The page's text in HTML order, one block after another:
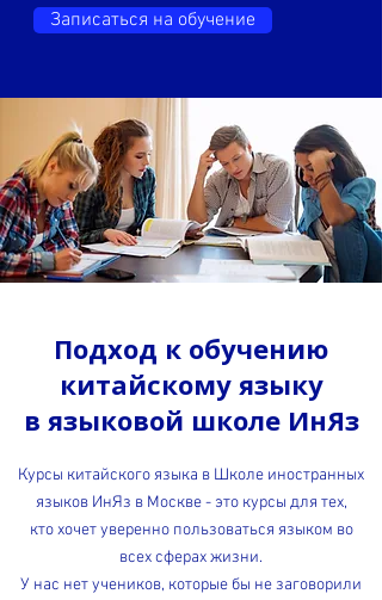
Записаться на обучение
Подход к обучению
китайскому языку
в языковой школе ИнЯз
Курсы китайского языка в Школе иностранных
языков ИнЯз в Москве - это курсы для тех,
кто хочет уверенно пользоваться языком во
всех сферах жизни.
У нас нет учеников, которые бы не заговорили